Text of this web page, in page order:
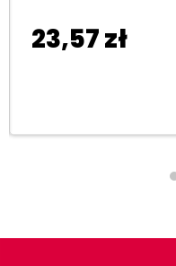
23,57zł